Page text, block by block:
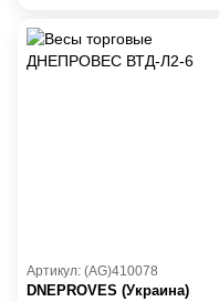
Артикул: (AG)410078
DNEPROVES (Украина)